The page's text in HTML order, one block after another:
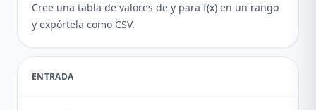
Cree una tabla de valores de y para f(x) en un rango
y expórtela como CSV.
ENTRADA